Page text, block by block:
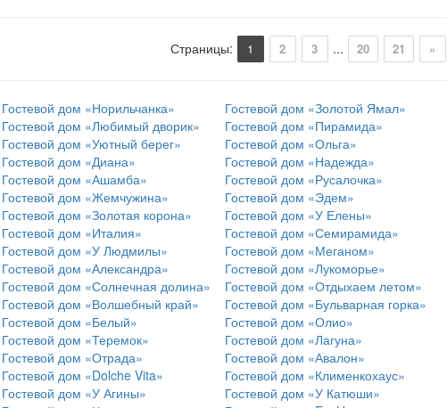
Страницы: 1 2 3 ... 20 21 »
Гостевой дом «Норильчанка»
Гостевой дом «Золотой Ямал»
Гостевой дом «Любимый дворик»
Гостевой дом «Пирамида»
Гостевой дом «Уютный берег»
Гостевой дом «Ольга»
Гостевой дом «Диана»
Гостевой дом «Надежда»
Гостевой дом «Ашамба»
Гостевой дом «Русалочка»
Гостевой дом «Жемчужина»
Гостевой дом «Эдем»
Гостевой дом «Золотая корона»
Гостевой дом «У Елены»
Гостевой дом «Италия»
Гостевой дом «Семирамида»
Гостевой дом «У Людмилы»
Гостевой дом «Меганом»
Гостевой дом «Александра»
Гостевой дом «Лукоморье»
Гостевой дом «Солнечная долина»
Гостевой дом «Отдыхаем летом»
Гостевой дом «Волшебный край»
Гостевой дом «Бульварная горка»
Гостевой дом «Белый»
Гостевой дом «Олио»
Гостевой дом «Теремок»
Гостевой дом «Лагуна»
Гостевой дом «Отрада»
Гостевой дом «Авалон»
Гостевой дом «Dolche Vita»
Гостевой дом «Клименкохаус»
Гостевой дом «У Агины»
Гостевой дом «У Катюши»